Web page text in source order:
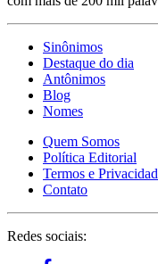
Sinônimos
Destaque do dia
Antônimos
Blog
Nomes
Quem Somos
Política Editorial
Termos e
Contato
Redes sociais: